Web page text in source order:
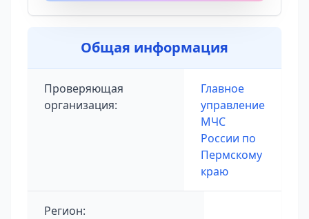
Общая информация
Проверяющая
организация:
Главное
управление
МЧС
России по
Пермскому
краю
Регион: